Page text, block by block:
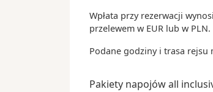
Wpłata przy rezerwacji
przelewem w EUR lub w PLN.
Podane godziny i trasa rejsu
Pakiety napojów all